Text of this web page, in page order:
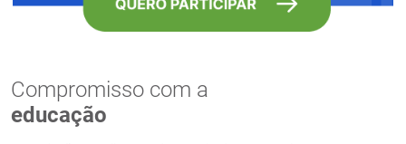
Compromisso com a
educação